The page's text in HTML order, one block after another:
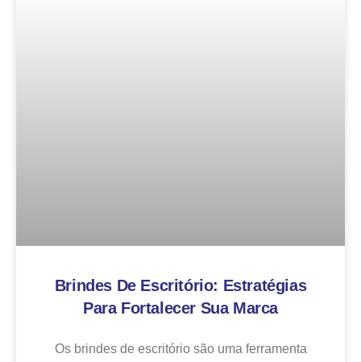
Brindes De Escritório: Estratégias
Para Fortalecer Sua Marca
Os brindes de escritório são uma ferramenta